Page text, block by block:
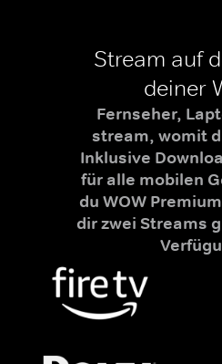
Stream auf
deiner
Fernseher,
stream, womit
Inklusive
für alle mobilen
du WOW
dir zwei Streams